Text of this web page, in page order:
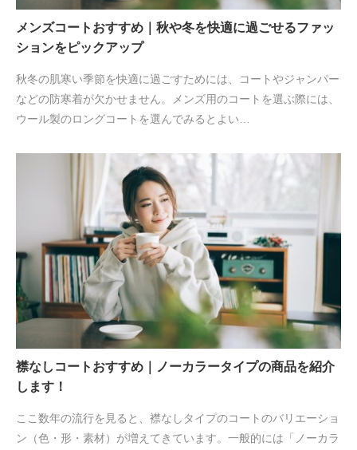
メンズコートおすすめ｜秋や冬を快適に過ごせるファッ
ションをピックアップ
秋冬の肌寒い季節を快適に過ごすためには、コートやジャンパー
などの防寒着が欠かせません。メンズ用のコートを選ぶ際には、
ウール製のロングコートを選んでみるとよい…
襟なしコートおすすめ｜ノーカラータイプの商品を紹介
します！
ここ数年の流行を見ると、襟なしタイプのコートのバリエーショ
ン（色・形・素材）が増えてきています。一般的には「ノーカラ